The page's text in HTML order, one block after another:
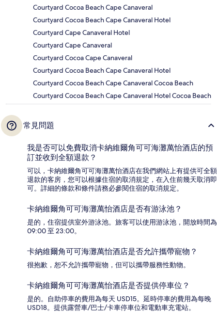
Courtyard Cocoa Beach Cape Canaveral
Courtyard Cocoa Beach Cape Canaveral Hotel
Courtyard Cape Canaveral Hotel
Courtyard Cape Canaveral
Courtyard Cocoa Cape Canaveral
Courtyard Cocoa Beach Cape Canaveral Hotel
Courtyard Cocoa Beach Cape Canaveral Cocoa Beach
Courtyard Cocoa Beach Cape Canaveral Hotel Cocoa Beach
常見問題
我是否可以免費取消卡納維爾角可可海灘萬怡酒店的預
訂並收到全額退款？
可以，卡納維爾角可可海灘萬怡酒店在我們網站上有提供可全額
退款的客房，您可以根據住宿的取消規定，在入住前幾天取消即
可。詳細的條款和條件請務必參閱住宿的取消規定。
卡納維爾角可可海灘萬怡酒店是否有游泳池？
是的，住宿提供室外游泳池。旅客可以使用游泳池，開放時間為
09:00 至 23:00。
卡納維爾角可可海灘萬怡酒店是否允許攜帶寵物？
很抱歉，恕不允許攜帶寵物，但可以攜帶服務性動物。
卡納維爾角可可海灘萬怡酒店是否提供停車位？
是的。自助停車的費用為每天 USD15。延時停車的費用為每晚
USD18。提供露營車/巴士/卡車停車位和電動車充電站。